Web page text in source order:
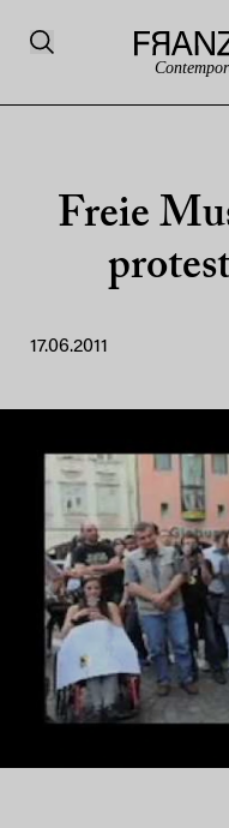
Freie
17.06.2011